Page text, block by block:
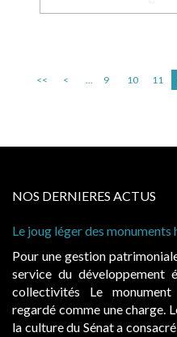
<< < ... 9 10 11
NOS DERNIERES ACTUS
historiques au
touristique des
longtemps été
la commission de
à la gestion des
Cabines de
Evocatrices
également
public,